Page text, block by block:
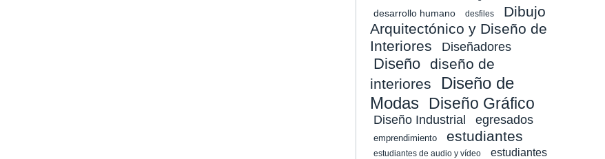
desarrollo humano desfiles
Dibujo
Arquitectónico y Diseño de
Interiores
Diseñadores
Diseño
diseño de
interiores
Diseño de
Modas Diseño Gráfico
Diseño Industrial egresados
emprendimiento estudiantes
estudiantes de audio y vídeo
estudiantes